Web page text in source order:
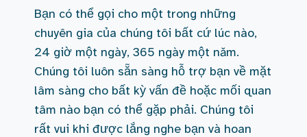
Bạn có thể gọi cho một trong những
chuyên gia của chúng tôi bất cứ lúc nào,
24 giờ một ngày, 365 ngày một năm.
Chúng tôi luôn sẵn sàng hỗ trợ bạn về mặt
lâm sàng cho bất kỳ vấn đề hoặc mối quan
tâm nào bạn có thể gặp phải. Chúng tôi
rất vui khi được lắng nghe bạn và hoan